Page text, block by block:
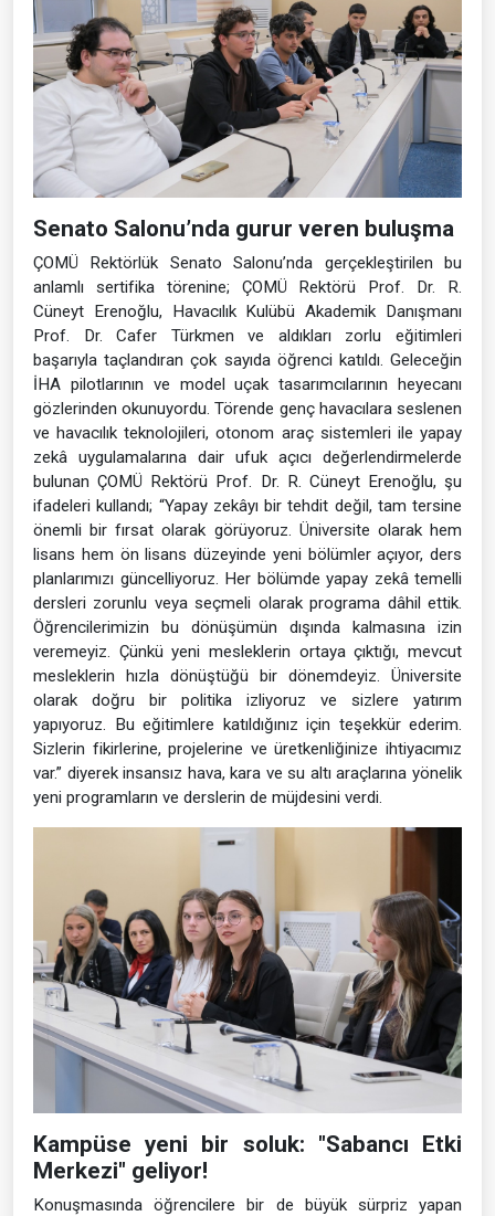
Senato Salonu’nda gurur veren buluşma
ÇOMÜ Rektörlük Senato Salonu’nda gerçekleştirilen bu
anlamlı sertifika törenine; ÇOMÜ Rektörü Prof. Dr. R.
Cüneyt Erenoğlu, Havacılık Kulübü Akademik Danışmanı
Prof. Dr. Cafer Türkmen ve aldıkları zorlu eğitimleri
başarıyla taçlandıran çok sayıda öğrenci katıldı. Geleceğin
İHA pilotlarının ve model uçak tasarımcılarının heyecanı
gözlerinden okunuyordu. Törende genç havacılara seslenen
ve havacılık teknolojileri, otonom araç sistemleri ile yapay
zekâ uygulamalarına dair ufuk açıcı değerlendirmelerde
bulunan ÇOMÜ Rektörü Prof. Dr. R. Cüneyt Erenoğlu, şu
ifadeleri kullandı; “Yapay zekâyı bir tehdit değil, tam tersine
önemli bir fırsat olarak görüyoruz. Üniversite olarak hem
lisans hem ön lisans düzeyinde yeni bölümler açıyor, ders
planlarımızı güncelliyoruz. Her bölümde yapay zekâ temelli
dersleri zorunlu veya seçmeli olarak programa dâhil ettik.
Öğrencilerimizin bu dönüşümün dışında kalmasına izin
veremeyiz. Çünkü yeni mesleklerin ortaya çıktığı, mevcut
mesleklerin hızla dönüştüğü bir dönemdeyiz. Üniversite
olarak doğru bir politika izliyoruz ve sizlere yatırım
yapıyoruz. Bu eğitimlere katıldığınız için teşekkür ederim.
Sizlerin fikirlerine, projelerine ve üretkenliğinize ihtiyacımız
var.” diyerek insansız hava, kara ve su altı araçlarına yönelik
yeni programların ve derslerin de müjdesini verdi.
Kampüse yeni bir soluk: "Sabancı Etki
Merkezi" geliyor!
Konuşmasında öğrencilere bir de büyük sürpriz yapan